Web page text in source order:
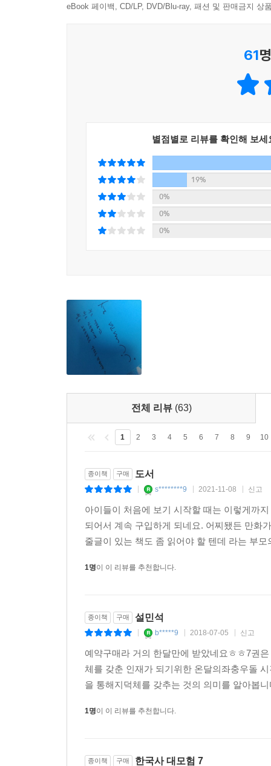
eBook 페이백, CD/LP, DVD/Blu-ray, 패션 및 판매금지 상
61
별점별로 리뷰를 확인해 보세
19%
0%
0%
0%
전체 리뷰 (63)
1 2 3 4 5 6 7 8 9 10
종이책 구매 도서
s********9 2021-11-08 신고
아이들이 처음에 보기 시작할 때는 이렇게까
되어서 계속 구입하게 되네요. 어찌됐든 만화
줄글이 있는 책도 좀 읽어야 할 텐데 라는 부
1명이 이 리뷰를 추천합니다.
종이책 구매 설민석
b*****9 2018-07-05 신고
예약구매라 거의 한달만에 받았네요ㅎㅎ7권
체를 갖춘 인재가 되기위한 온달의좌충우돌
을 통해지덕체를 갖추는 것의 의미를 알아봅
1명이 이 리뷰를 추천합니다.
종이책 구매 한국사 대모험 7